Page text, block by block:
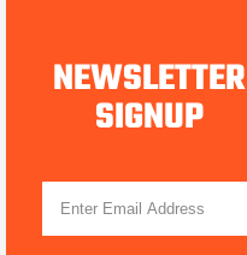
NEWSLETTER
SIGNUP